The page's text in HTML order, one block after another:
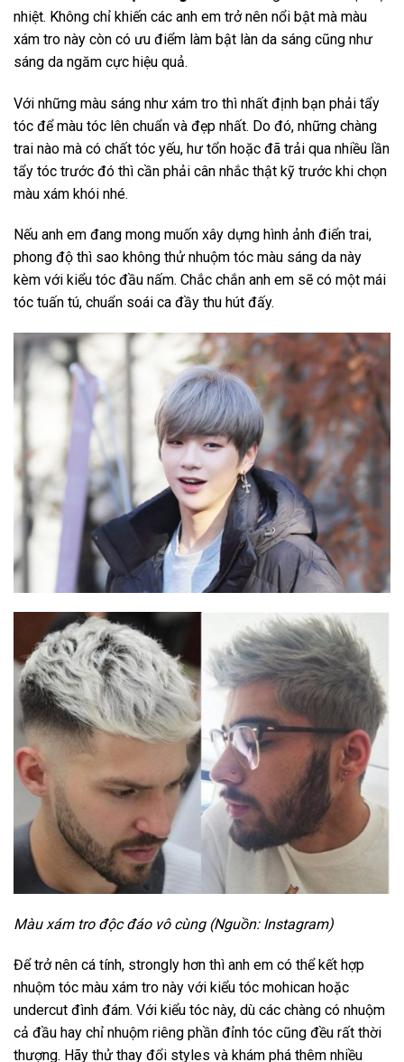
nhiệt. Không chỉ khiến các anh em trở nên nổi bật mà màu
xám tro này còn có ưu điểm làm bật làn da sáng cũng như
sáng da ngăm cực hiệu quả.
Với những màu sáng như xám tro thì nhất định bạn phải tẩy
tóc để màu tóc lên chuẩn và đẹp nhất. Do đó, những chàng
trai nào mà có chất tóc yếu, hư tổn hoặc đã trải qua nhiều lần
tẩy tóc trước đó thì cần phải cân nhắc thật kỹ trước khi chọn
màu xám khói nhé.
Nếu anh em đang mong muốn xây dựng hình ảnh điển trai,
phong độ thì sao không thử nhuộm tóc màu sáng da này
kèm với kiểu tóc đầu nấm. Chắc chắn anh em sẽ có một mái
tóc tuấn tú, chuẩn soái ca đầy thu hút đấy.
Màu xám tro độc đáo vô cùng (Nguồn: Instagram)
Để trở nên cá tính, strongly hơn thì anh em có thể kết hợp
nhuộm tóc màu xám tro này với kiểu tóc mohican hoặc
undercut đình đám. Với kiểu tóc này, dù các chàng có nhuộm
cả đầu hay chỉ nhuộm riêng phần đỉnh tóc cũng đều rất thời
thượng. Hãy thử thay đổi styles và khám phá thêm nhiều